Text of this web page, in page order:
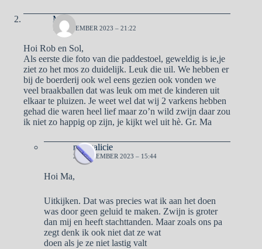
Ma
16 NOVEMBER 2023 – 21:22
Hoi Rob en Sol,
Als eerste die foto van die paddestoel, geweldig is ie,je
ziet zo het mos zo duidelijk. Leuk die uil. We hebben er
bij de boerderij ook wel eens gezien ook vonden we
veel braakballen dat was leuk om met de kinderen uit
elkaar te pluizen. Je weet wel dat wij 2 varkens hebben
gehad die waren heel lief maar zo’n wild zwijn daar zou
ik niet zo happig op zijn, je kijkt wel uit hè. Gr. Ma
naargalicie
21 NOVEMBER 2023 – 15:44
Hoi Ma,
Uitkijken. Dat was precies wat ik aan het doen
was door geen geluid te maken. Zwijn is groter
dan mij en heeft stachttanden. Maar zoals ons pa
zegt denk ik ook niet dat ze wat
doen als je ze niet lastig valt